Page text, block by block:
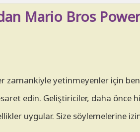
Mario Bros
zamankiyle yetinmeyenler için
edin. Geliştiriciler, daha önce
uygular. Size söylemelerine